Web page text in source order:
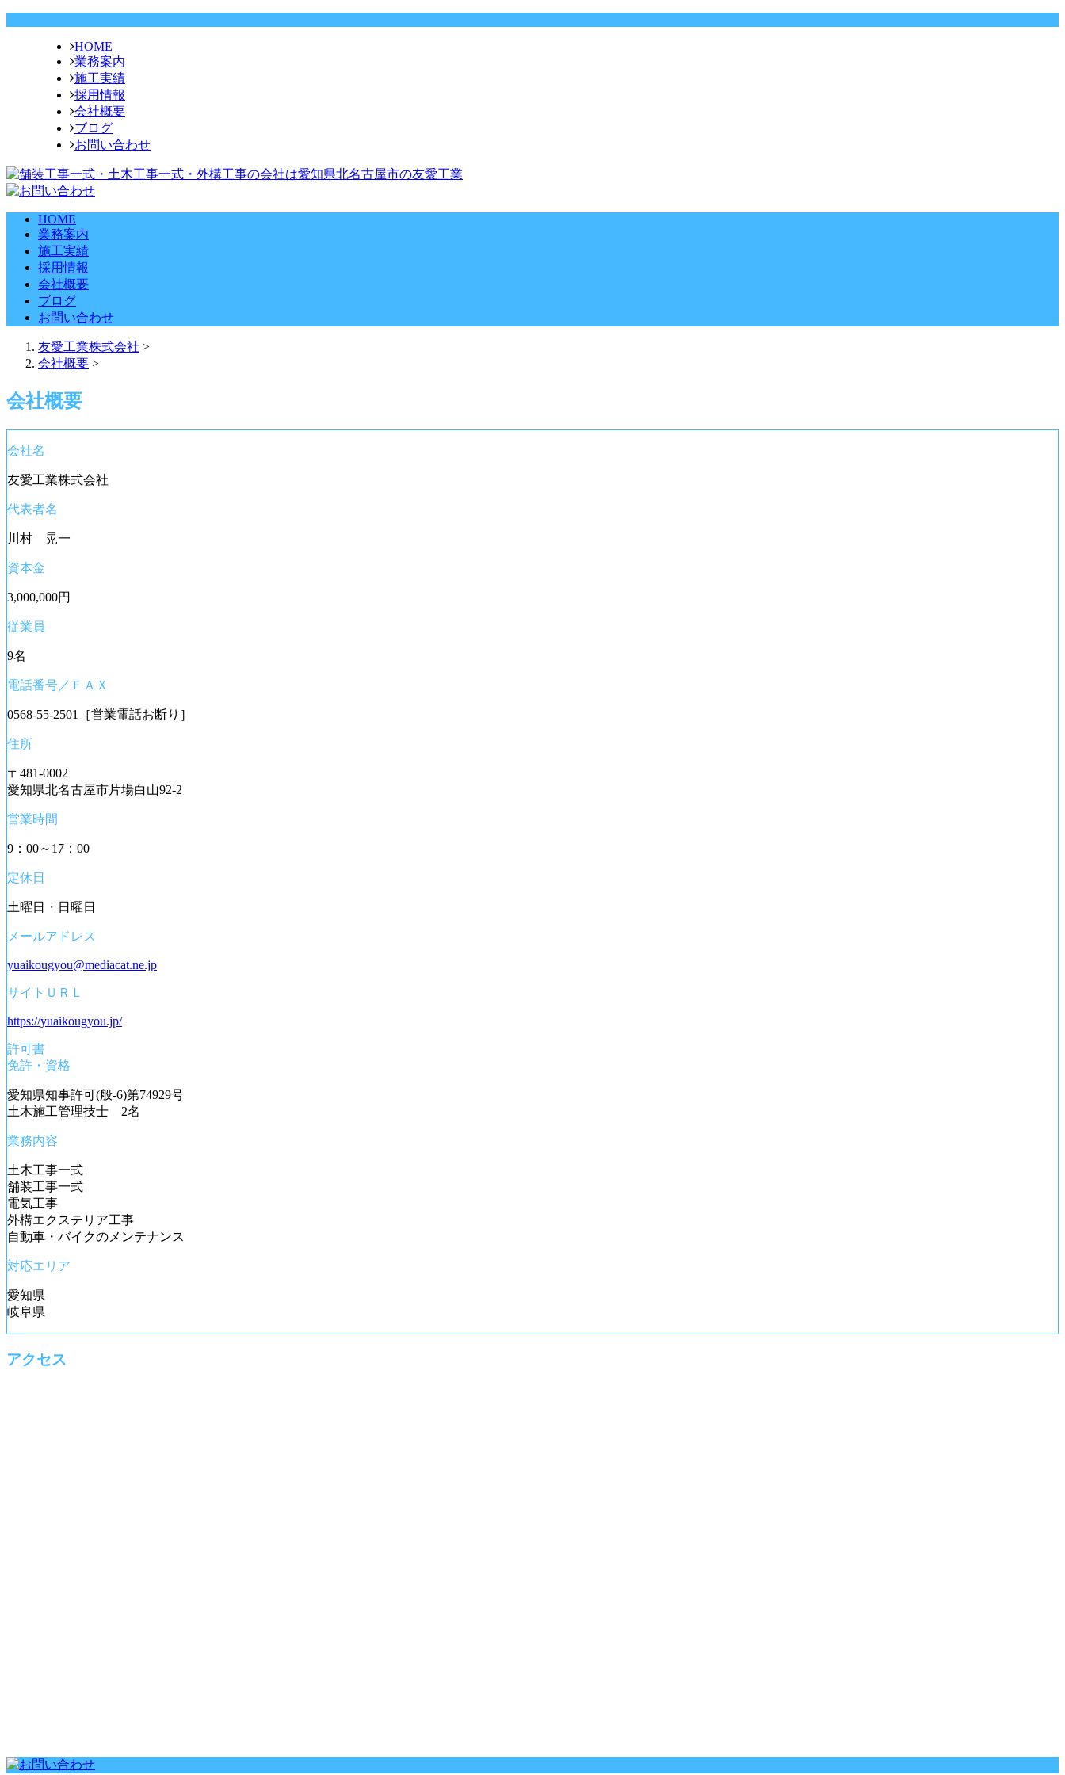
HOME
業務案内
施工実績
採用情報
会社概要
ブログ
お問い合わせ
HOME
業務案内
施工実績
採用情報
会社概要
ブログ
お問い合わせ
友愛工業株式会社 >
会社概要 >
会社概要
会社名
友愛工業株式会社
代表者名
川村 晃一
資本金
3,000,000円
従業員
9名
電話番号／ＦＡＸ
0568-55-2501 ［営業電話お断り］
住所
〒481-0002
愛知県北名古屋市片場白山92-2
営業時間
9：00～17：00
定休日
土曜日・日曜日
メールアドレス
yuaikougyou@mediacat.ne.jp
サイトＵＲＬ
https://yuaikougyou.jp/
許可書
免許・資格
愛知県知事許可(般-6)第74929号
土木施工管理技士 2名
業務内容
土木工事一式
舗装工事一式
電気工事
外構エクステリア工事
自動車・バイクのメンテナンス
対応エリア
愛知県
岐阜県
アクセス